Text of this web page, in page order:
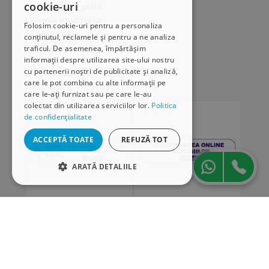
cookie-uri
Folosim cookie-uri pentru a personaliza
conținutul, reclamele și pentru a ne analiza
traficul. De asemenea, împărtășim
informații despre utilizarea site-ului nostru
cu partenerii noștri de publicitate și analiză,
care le pot combina cu alte informații pe
care le-ați furnizat sau pe care le-au
colectat din utilizarea serviciilor lor. Politica
de confidențialitate
ACCEPTĂ TOATE REFUZĂ TOT
ARATĂ DETALIILE
Modalități de plată
SEAP/SICAP
Hartă site
Cariere
Abonare newsletter